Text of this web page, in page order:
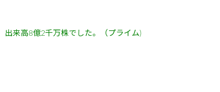
出来高8億2千万株でした。（プライム)